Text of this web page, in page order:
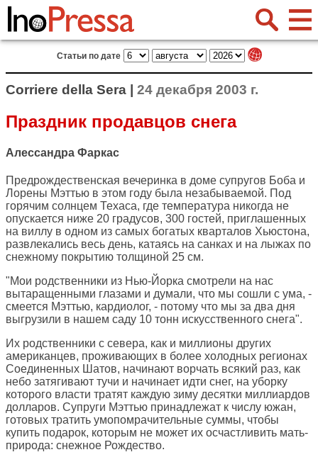
Статьи по дате
Corriere della Sera | 24 декабря 2003 г.
Праздник продавцов снега
Алессандра Фаркас
Предрождественская вечеринка в доме супругов Боба и
Лорены Мэттью в этом году была незабываемой. Под
горячим солнцем Техаса, где температура никогда не
опускается ниже 20 градусов, 300 гостей, приглашенных
на виллу в одном из самых богатых кварталов Хьюстона,
развлекались весь день, катаясь на санках и на лыжах по
снежному покрытию толщиной 25 см.
"Мои родственники из Нью-Йорка смотрели на нас
вытаращенными глазами и думали, что мы сошли с ума, -
смеется Мэттью, кардиолог, - потому что мы за два дня
выгрузили в нашем саду 10 тонн искусственного снега".
Их родственники с севера, как и миллионы других
американцев, проживающих в более холодных регионах
Соединенных Шатов, начинают ворчать всякий раз, как
небо затягивают тучи и начинает идти снег, на уборку
которого власти тратят каждую зиму десятки миллиардов
долларов. Супруги Мэттью принадлежат к числу южан,
готовых тратить умопомрачительные суммы, чтобы
купить подарок, которым не может их осчастливить мать-
природа: снежное Рождество.